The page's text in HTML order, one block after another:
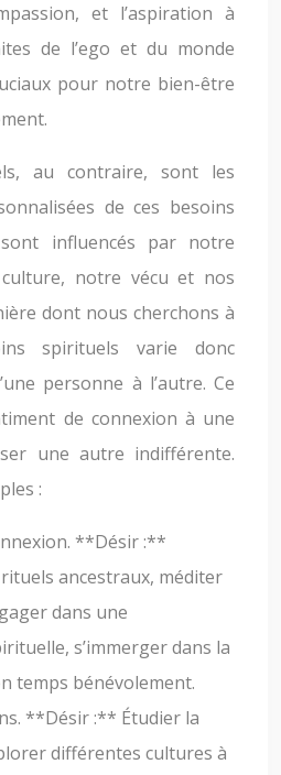
et l’aspiration à
de l’ego et du monde
pour notre bien-être
au contraire, sont les
de ces besoins
influencés par notre
notre vécu et nos
dont nous cherchons à
spirituels varie donc
personne à l’autre. Ce
de connexion à une
une autre indifférente.
:
**Désir :**
ancestraux, méditer
dans une
s’immerger dans la
temps bénévolement.
**Désir :** Étudier la
différentes cultures à